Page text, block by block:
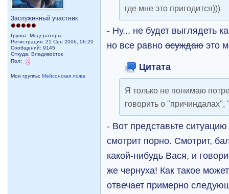
Заслуженный участник
Группа: Модераторы
Регистрация: 21 Сен 2006, 06:20
Сообщений: 9145
Откуда: Владивосток
Пол:
Мои группы:Мейсонская ложа
где мне это пригодится)))
- Ну... не будет выглядеть
но все равноосуждаюэто
Цитата
Я только не понимаю
говорить о "причиндалах",
- Вот представьте
смотрит порно. Смотрит,
какой-нибудь Вася, и
же чернуха! Как такое
отвечает примерно